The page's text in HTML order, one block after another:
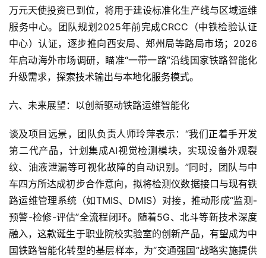
投
融
资
人
工
智
能
汽
车
&
出
行
行
万元天使投资已到位，将用于建设标准化生产线与区域运维
服务中心。团队规划2025年前完成CRCC（中铁检验认证
中心）认证，逐步推向西安局、郑州局等路局市场；2026
年启动海外市场调研，瞄准“一带一路”沿线国家铁路智能化
升级需求，探索技术输出与本地化服务模式。
六、未来展望：以创新驱动铁路运维智能化
谈及项目远景，团队负责人师玲萍表示：“我们正着手开发
第二代产品，计划集成AI视觉检测模块，实现设备外观裂
纹、油液泄漏等可视化故障的自动识别。”同时，团队与中
车四方所达成初步合作意向，拟将检测仪数据接口与现有铁
路运维管理系统（如TMIS、DMIS）对接，推动形成“监测-
预警-检修-评估”全流程闭环。随着5G、北斗等新技术深度
融入，这款诞生于职业院校实验室的创新产品，有望成为中
国铁路智能化转型的基层样本，为“交通强国”战略实施提供